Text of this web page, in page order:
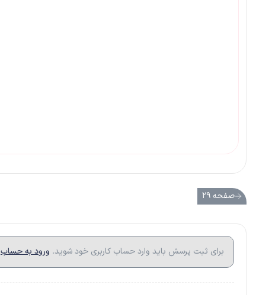
صفحه ۲۹
برای ثبت پرسش باید وارد حساب کاربری خود شوید. ورود به حساب